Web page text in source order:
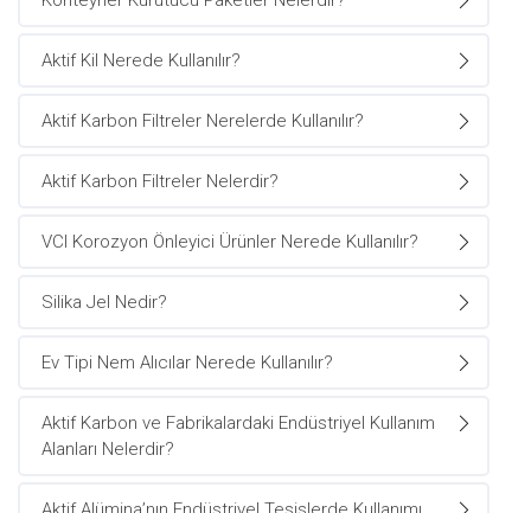
Aktif Kil Nerede Kullanılır?
Aktif Karbon Filtreler Nerelerde Kullanılır?
Aktif Karbon Filtreler Nelerdir?
VCI Korozyon Önleyici Ürünler Nerede Kullanılır?
Silika Jel Nedir?
Ev Tipi Nem Alıcılar Nerede Kullanılır?
Aktif Karbon ve Fabrikalardaki Endüstriyel Kullanım
Alanları Nelerdir?